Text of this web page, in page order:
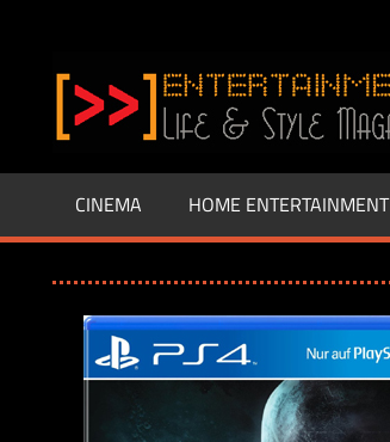
springenBase.de
CINEMA HOME ENTERTAINMENT